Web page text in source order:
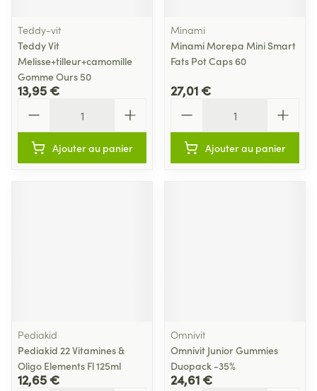
Teddy-vit
Teddy Vit
Melisse+tilleur+camomille
Gomme Ours 50
13,95 €
Ajouter au panier
Minami
Minami Morepa Mini Smart
Fats Pot Caps 60
27,01 €
Ajouter au panier
Pediakid
Pediakid 22 Vitamines &
Oligo Elements Fl 125ml
12,65 €
Omnivit
Omnivit Junior Gummies
Duopack -35%
24,61 €